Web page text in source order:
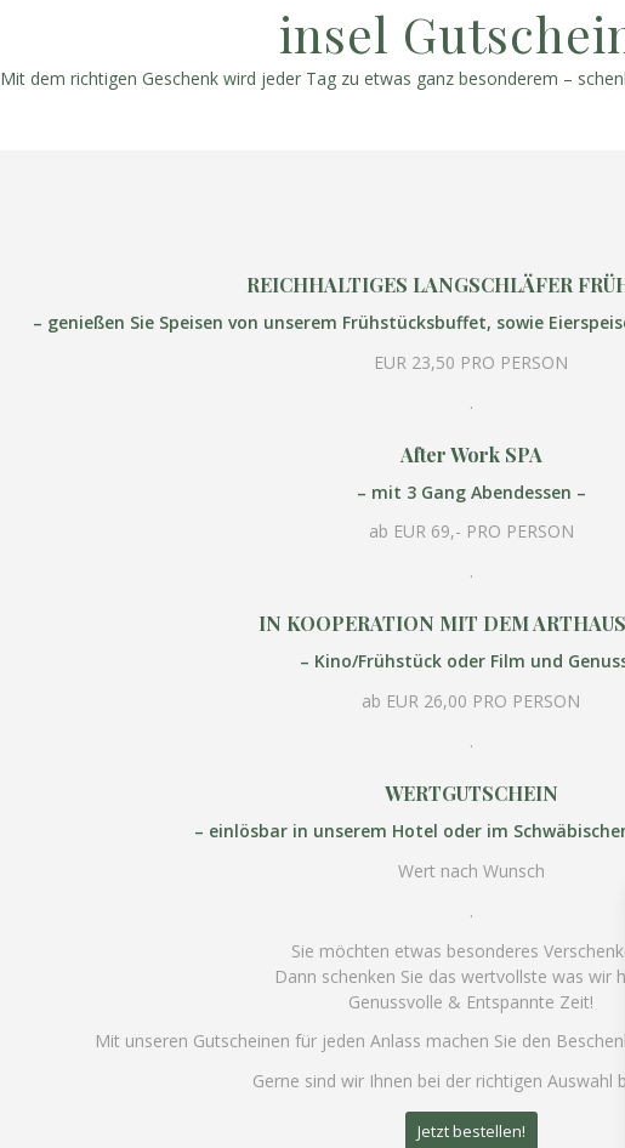
insel
Mit dem richtigen Geschenk wird jeder Tag zu etwas ganz besonderem –
REICHHALTIGES LANGSCHLÄFER
– genießen Sie Speisen von unserem Frühstücksbuffet, sowie
EUR 23,50 PRO PERSON
.
After Work SPA
– mit 3 Gang Abendessen –
ab EUR 69,- PRO PERSON
.
IN KOOPERATION MIT DEM
– Kino/Frühstück oder Film und
ab EUR 26,00 PRO PERSON
.
WERTGUTSCHEIN
– einlösbar in unserem Hotel oder im
Wert nach Wunsch
.
Sie möchten etwas besonderes
Dann schenken Sie das wertvollste was wir
Genussvolle & Entspannte Zeit!
Mit unseren Gutscheinen für jeden Anlass machen Sie den
Gerne sind wir Ihnen bei der richtigen Auswahl
Jetzt bestellen!